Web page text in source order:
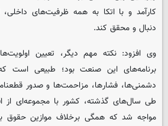
کارآمد و با اتکا به همه ظرفیت‌های
دنبال و محقق کند.
وی افزود: نکته مهم دیگر، تعیین
برنامه‌های این صنعت بود؛ طبیعی است
دشمنی‌ها، فشارها، مزاحمت‌ها و صدور
طی سال‌های گذشته، کشور با مجموعه‌ای از
مواجه شد که همگی برخلاف موازین حقوق